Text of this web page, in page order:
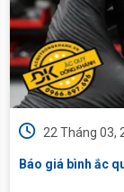
22 Tháng 03,
Báo giá bình ắc